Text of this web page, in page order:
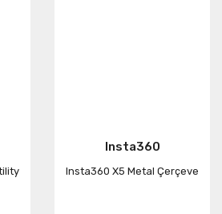
Insta360
Insta360 X5 Metal Çerçeve